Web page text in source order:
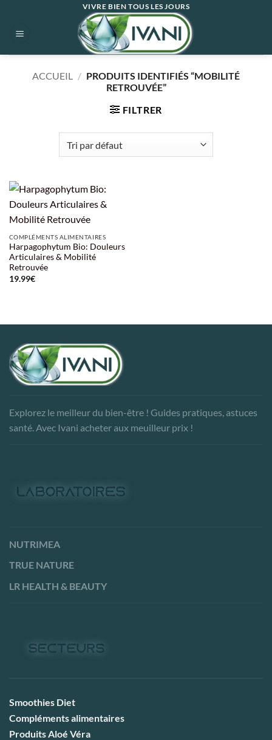
contenu
VIVRE BIEN TOUS LES JOURS
ACCUEIL / PRODUITS IDENTIFIÉS “MOBILITÉ
RETROUVÉE”
FILTRER
COMPLÉMENTS ALIMENTAIRES
Harpagophytum Bio: Douleurs
Articulaires & Mobilité
Retrouvée
19.99€
Explorez le meilleur du bien-être ! Guides pratiques, astuces
santé. Avec Ivani acheter aux meuilleur prix !
NUTRIMEA
TRUE NATURE
LR HEALTH & BEAUTY
Smoothies Diet
Compléments alimentaires
Produits Aloé Véra